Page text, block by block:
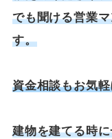
でも聞ける営業
す。
資金相談もお気
建物を建てる時